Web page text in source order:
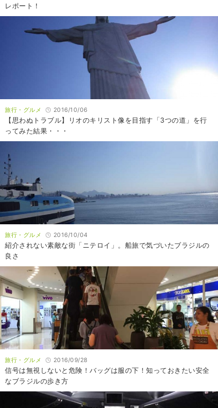
レポート！
旅行・グルメ 2016/10/06
【思わぬトラブル】リオのキリスト像を目指す「3つの道」を行
ってみた結果・・・
旅行・グルメ 2016/10/04
紹介されない素敵な街「ニテロイ」。船旅で気づいたブラジルの
良さ
旅行・グルメ 2016/09/28
信号は無視しないと危険！バッグは服の下！知っておきたい安全
なブラジルの歩き方